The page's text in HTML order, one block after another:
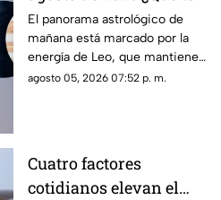
depara la energía del
día?
El panorama astrológico de
mañana está marcado por la
energía de Leo, que mantiene
el enfoque en la creatividad, la
agosto 05, 2026 07:52 p. m.
Cuatro factores
cotidianos elevan el